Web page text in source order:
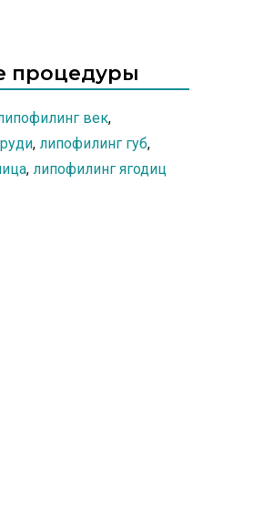
процедуры
век,
, липофилинг губ,
, липофилинг ягодиц